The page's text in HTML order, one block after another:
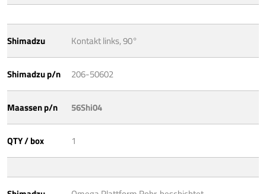
Shimadzu Kontakt links, 90°
Shimadzu p/n 206-50602
Maassen p/n 56Shi04
QTY / box 1